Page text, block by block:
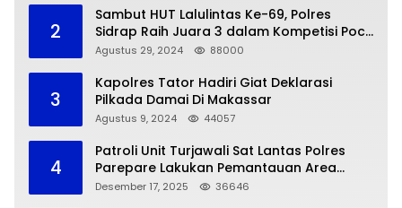
2
Sambut HUT Lalulintas Ke-69, Polres
Sidrap Raih Juara 3 dalam Kompetisi Pocil
Zona 5
Agustus 29, 2024 88000
3
Kapolres Tator Hadiri Giat Deklarasi
Pilkada Damai Di Makassar
Agustus 9, 2024 44057
4
Patroli Unit Turjawali Sat Lantas Polres
Parepare Lakukan Pemantauan Area
Larangan Parkir
Desember 17, 2025 36646